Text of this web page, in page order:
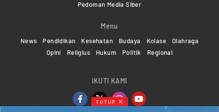
Pedoman Media Siber
Menu
News Pendidikan Kesehatan Budaya Kolase
Olahraga
Opini
Religius Hukum Politik Regional
IKUTI KAMI
TUTUP